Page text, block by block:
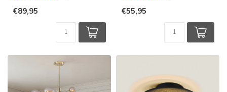
€89,95 €55,95